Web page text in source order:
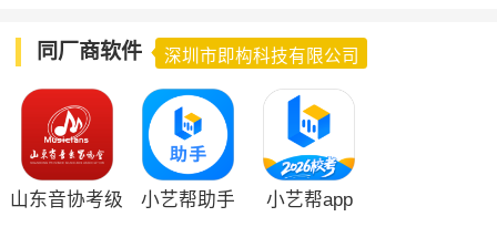
同厂商软件 深圳市即构科技有限公司
山东音协考级
小艺帮助手
小艺帮app